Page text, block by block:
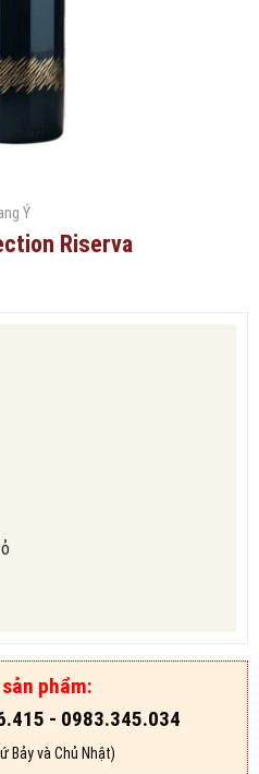
Ý
Riserva
phẩm:
- 0983.345.034
Bảy và Chủ Nhật)